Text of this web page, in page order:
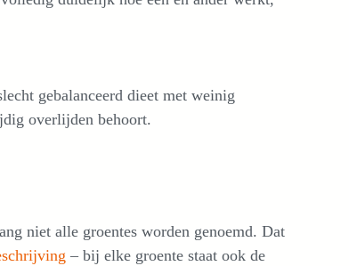
gebalanceerd dieet met weinig
overlijden behoort.
niet alle groentes worden genoemd. Dat
– bij elke groente staat ook de